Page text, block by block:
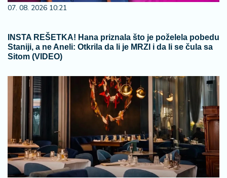
07. 08. 2026 10:21
INSTA REŠETKA! Hana priznala što je poželela pobedu
Staniji, a ne Aneli: Otkrila da li je MRZI i da li se čula sa
Sitom (VIDEO)